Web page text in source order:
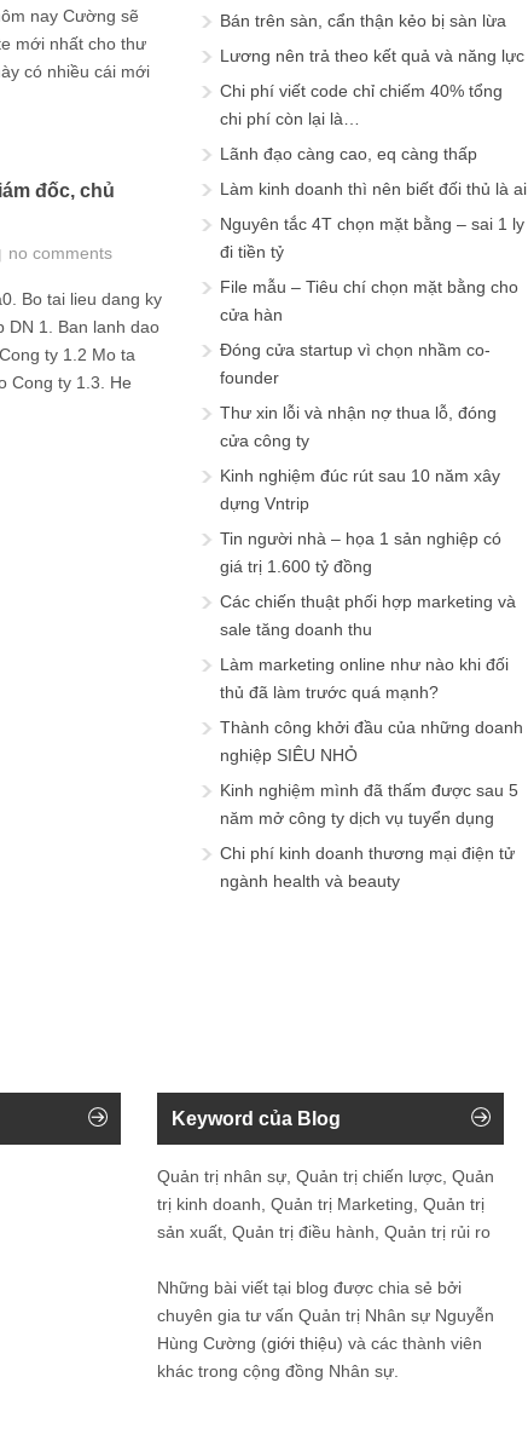
nay Cường sẽ
mới nhất cho thư
có nhiều cái mới
đốc, chủ
no comments
Bo tai lieu dang ky
DN 1. Ban lanh dao
ty 1.2 Mo ta
Cong ty 1.3. He
Bán trên sàn, cẩn thận kẻo bị sàn lừa
Lương nên trả theo kết quả và năng lực
Chi phí viết code chỉ chiếm 40% tổng
chi phí còn lại là…
Lãnh đạo càng cao, eq càng thấp
Làm kinh doanh thì nên biết đối thủ là ai
Nguyên tắc 4T chọn mặt bằng – sai 1 ly
đi tiền tỷ
File mẫu – Tiêu chí chọn mặt bằng cho
cửa hàn
Đóng cửa startup vì chọn nhầm co-
founder
Thư xin lỗi và nhận nợ thua lỗ, đóng
cửa công ty
Kinh nghiệm đúc rút sau 10 năm xây
dựng Vntrip
Tin người nhà – họa 1 sản nghiệp có
giá trị 1.600 tỷ đồng
Các chiến thuật phối hợp marketing và
sale tăng doanh thu
Làm marketing online như nào khi đối
thủ đã làm trước quá mạnh?
Thành công khởi đầu của những doanh
nghiệp SIÊU NHỎ
Kinh nghiệm mình đã thấm được sau 5
năm mở công ty dịch vụ tuyển dụng
Chi phí kinh doanh thương mại điện tử
ngành health và beauty
Keyword của Blog
Quản trị nhân sự, Quản trị chiến lược, Quản
trị kinh doanh, Quản trị Marketing, Quản trị
sản xuất, Quản trị điều hành, Quản trị rủi ro
Những bài viết tại blog được chia sẻ bởi
chuyên gia tư vấn Quản trị Nhân sự Nguyễn
Hùng Cường (giới thiệu) và các thành viên
khác trong cộng đồng Nhân sự.